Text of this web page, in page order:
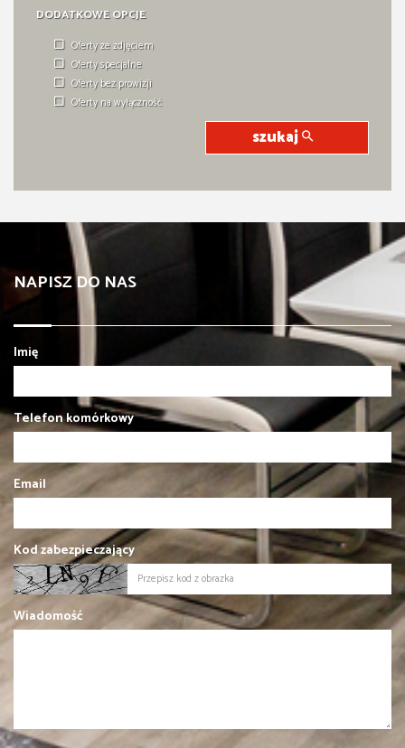
DODATKOWE OPCJE
Oferty ze zdjęciem
Oferty specjalne
Oferty bez prowizji
Oferty na wyłączność
szukaj
NAPISZ DO NAS
Imię
Telefon komórkowy
Email
Kod zabezpieczający
Wiadomość